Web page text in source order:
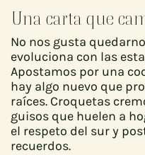
Una carta que
No nos gusta
evoluciona con las
Apostamos por una
hay algo nuevo que
raíces. Croquetas
guisos que huelen a
el respeto del sur y
recuerdos.